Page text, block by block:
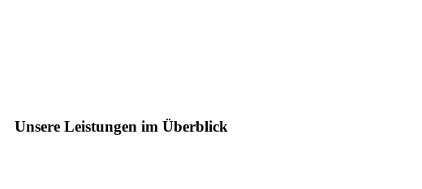
Unsere Leistungen im Überblick